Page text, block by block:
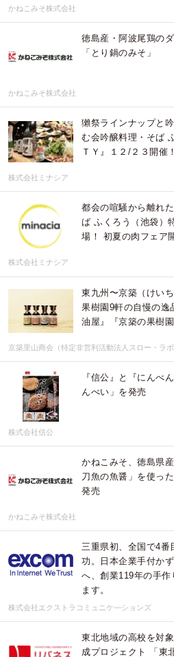
かねこみそ株式会社
徳島産・阿波尾鶏の
「とり鍋のみそ」
かねこみそ株式会社
獺祭ラインナップと
む会吟醸料理・そば
ＴＹ』１２/２３開催！
株式会社ミナシア
都会の喧騒から離れ
ば ふくろう（池袋）
場！ 初夏の肉フェア
株式会社ミナシア
東九州〜京築（けい
果樹園9軒の自慢の逸
油屋』『京築の果樹
京築里山商会（特定非営利活動法人スロー・ラボ
『信公』と『にんべ
んべい」を発売
株式会社信公
かねこみそ、徳島県
刀魚の魚醤」を使っ
発売
かねこみそ株式会社
三重県初、全国で4番
功。日本企業手付か
へ、創業119年の手作
ます。
株式会社エクストラコミュニケ―ションズ
東北地域の高校を対
成プロジェクト 「東